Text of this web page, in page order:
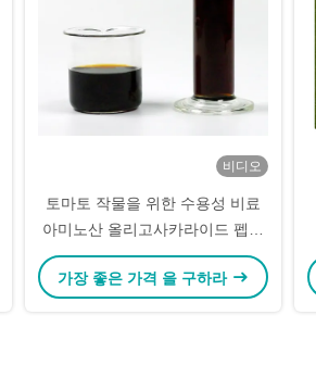
비디오
토마토 작물을 위한 수용성 비료
아미노산 올리고사카라이드 펩타
이드
가장 좋은 가격 을 구하라